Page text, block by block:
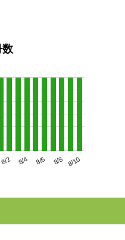
数
8/2 8/4 8/6 8/8 8/10